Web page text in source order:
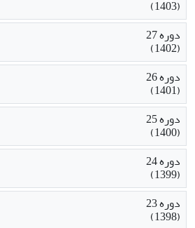
(1403)
دوره 27
(1402)
دوره 26
(1401)
دوره 25
(1400)
دوره 24
(1399)
دوره 23
(1398)